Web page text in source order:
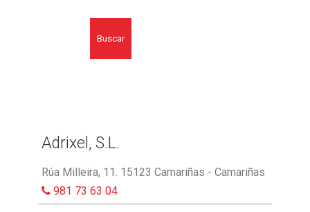
Buscar
Adrixel, S.L.
Rúa Milleira, 11. 15123 Camariñas - Camariñas
981 73 63 04